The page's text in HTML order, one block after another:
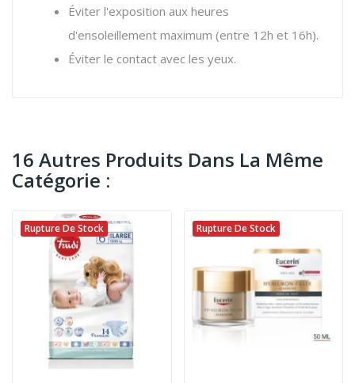
Éviter l'exposition aux heures
d'ensoleillement maximum (entre 12h et 16h).
Éviter le contact avec les yeux.
16 Autres Produits Dans La Même
Catégorie :
Rupture De Stock Rupture De Stock